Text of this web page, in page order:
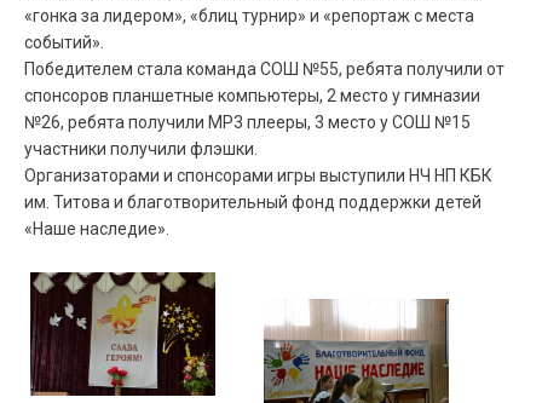
«гонка за лидером», «блиц турнир» и «репортаж с места
событий».
Победителем стала команда СОШ №55, ребята получили от
спонсоров планшетные компьютеры, 2 место у гимназии
№26, ребята получили МР3 плееры, 3 место у СОШ №15
участники получили флэшки.
Организаторами и спонсорами игры выступили НЧ НП КБК
им. Титова и благотворительный фонд поддержки детей
«Наше наследие».